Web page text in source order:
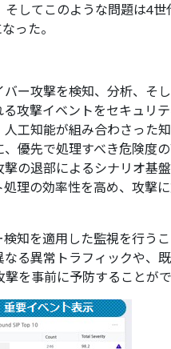
してこのような問題は4世
った。
ー攻撃を検知、分析、そ
攻撃イベントをセキュリ
工知能が組み合わさった
優先で処理すべき危険度
の退部によるシナリオ基
理の効率性を高め、攻撃
知を適用した監視を行う
る異常トラフィックや、
を事前に予防することがで